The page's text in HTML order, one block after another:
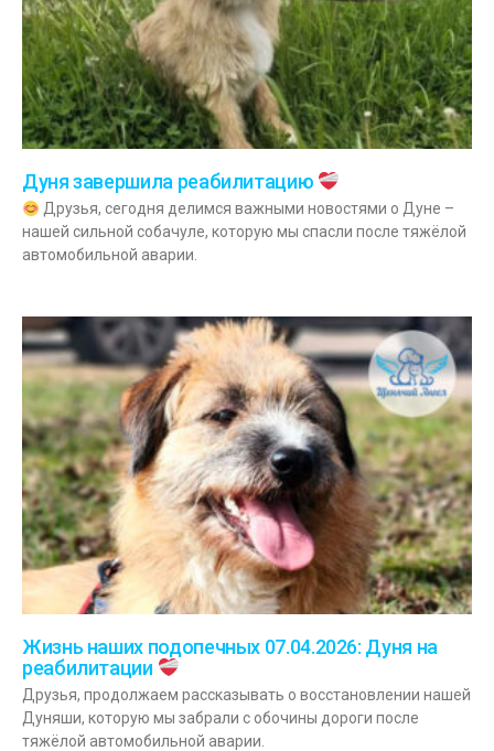
Дуня завершила реабилитацию
Друзья, сегодня делимся важными новостями о Дуне –
нашей сильной собачуле, которую мы спасли после тяжёлой
автомобильной аварии.
Жизнь наших подопечных 07.04.2026: Дуня на
реабилитации
Друзья, продолжаем рассказывать о восстановлении нашей
Дуняши, которую мы забрали с обочины дороги после
тяжёлой автомобильной аварии.